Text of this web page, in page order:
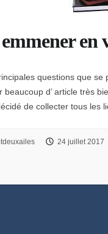
en
questions que
beaucoup d’ article très
de collecter tous les
24 juillet 2017